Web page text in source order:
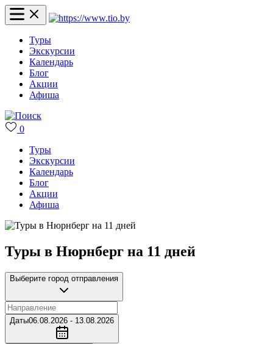
Туры
Экскурсии
Календарь
Блог
Акции
Афиша
0
Туры
Экскурсии
Календарь
Блог
Акции
Афиша
Туры в Нюрнберг на 11 дней
Выберите город отправления
Даты06.08.2026 - 13.08.2026